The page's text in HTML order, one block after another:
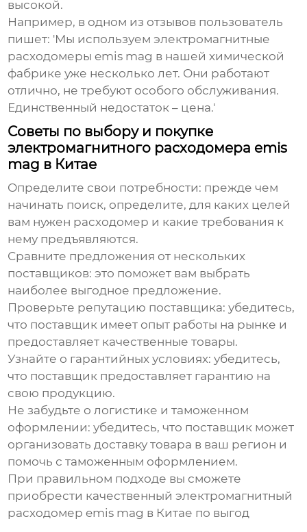
высокой.
Например, в одном из отзывов пользователь
пишет: 'Мы используемэлектромагнитные
расходомеры emis mag в нашей химической
фабрике уже несколько лет. Они работают
отлично, не требуют особого обслуживания.
Единственный недостаток – цена.'
Советы по выбору и покупке
электромагнитного расходомера emis
mag в Китае
Определите свои потребности: прежде чем
начинать поиск, определите, для каких целей
вам нужен расходомер и какие требования к
нему предъявляются.
Сравните предложения от нескольких
поставщиков: это поможет вам выбрать
наиболее выгодное предложение.
Проверьте репутацию поставщика: убедитесь,
что поставщик имеет опыт работы на рынке и
предоставляет качественные товары.
Узнайте о гарантийных условиях: убедитесь,
что поставщик предоставляет гарантию на
свою продукцию.
Не забудьте о логистике и таможенном
оформлении: убедитесь, что поставщик может
организовать доставку товара в ваш регион и
помочь с таможенным оформлением.
При правильном подходе вы сможете
приобрести качественныйэлектромагнитный
расходомер emis mag в Китае по выгод